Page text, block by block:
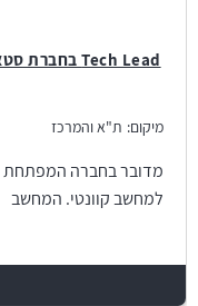
Tech Lead בחברת סטארט-אפ מרשימה
מיקום: ת"א והמרכז
מדובר בחברה המפתחת
למחשב קוונטי. המחשב